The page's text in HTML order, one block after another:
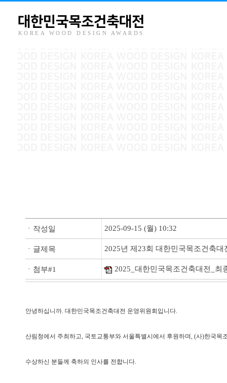
대한민국목조건축대전
KOREA WOOD DESIGN AWARDS
ㆍ작성일 2025-09-15 (월) 10:32
ㆍ글제목 2025년 제23회 대한민국목조건축
ㆍ첨부#1 2025_대한민국목조건축대전_최
안녕하십니까. 대한민국목조건축대전 운영위원회입니다.
산림청에서 주최하고, 국토교통부와 서울특별시에서 후원하며, (사)한국
수상하신 분들께 축하의 인사를 전합니다.